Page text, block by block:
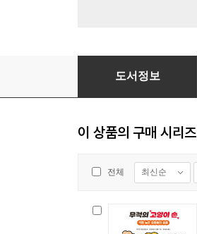
무적의 고양이 손 2
도서정보
이 상품의 구매 시리즈
전체 최신순